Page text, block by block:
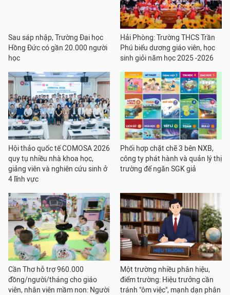
Sau sáp nhập, Trường Đại học
Hồng Đức có gần 20.000 người
học
Hải Phòng: Trường THCS Trần
Phú biểu dương giáo viên, học
sinh giỏi năm học 2025 -2026
Hội thảo quốc tế COMOSA 2026
quy tụ nhiều nhà khoa học,
giảng viên và nghiên cứu sinh ở
4 lĩnh vực
Phối hợp chặt chẽ 3 bên NXB,
công ty phát hành và quản lý thị
trường để ngăn SGK giả
Cần Thơ hỗ trợ 960.000
đồng/người/tháng cho giáo
viên, nhân viên mầm non: Người
Một trường nhiều phân hiệu,
điểm trường: Hiệu trưởng cần
tránh "ôm việc", mạnh dạn phân